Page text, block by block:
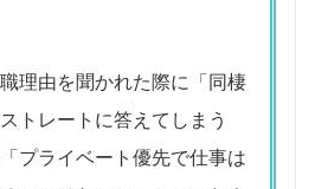
理由を聞かれた際に「同棲
トレートに答えてしまう
プライベート優先で仕事は